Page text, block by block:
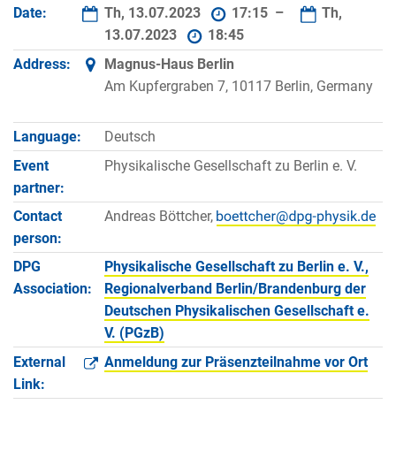
Date: Th, 13.07.2023 17:15 –
Th,
13.07.2023
18:45
Address:
Magnus-Haus Berlin
Am Kupfergraben 7, 10117 Berlin, Germany
Language:
Deutsch
Event
partner:
Physikalische Gesellschaft zu Berlin e. V.
Contact
person:
Andreas Böttcher,
DPG
Association:
Physikalische Gesellschaft zu Berlin e. V.,
Regionalverband Berlin/Brandenburg der
Deutschen Physikalischen Gesellschaft e.
V. (PGzB)
External
Link:
Anmeldung zur Präsenzteilnahme vor Ort